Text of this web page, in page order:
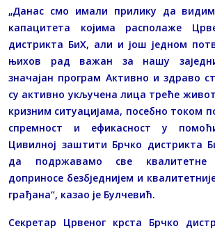
„Данас смо имали прилику да
капацитета којима располаже
дистрикта БиХ, али и још једном
њихов рад важан за нашу
значајан програм Активно и здраво
су активно укључена лица треће
кризним ситуацијама, посебно током
спремност и ефикасност у
Цивилној заштити Брчко дистрикта
да подржавамо све квалитетне
доприносе безбједнијем и
грађана“, казао је Булчевић.
Секретар Црвеног крста Брчко